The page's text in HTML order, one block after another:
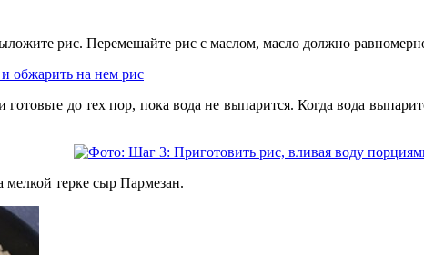
рис. Перемешайте рис с маслом, масло должно
до тех пор, пока вода не выпарится. Когда вода
мелкой терке сыр Пармезан.